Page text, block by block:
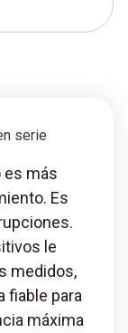
serie
es más
Es
le
medidos,
fiable para
máxima